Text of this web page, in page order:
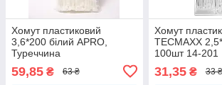
Хомут пластиковий
3,6*200 білий APRO,
Туреччина
59,85 ₴ 63 ₴
Хомут
TECMAXХ
100шт 14-201
31,35₴ 33 ₴